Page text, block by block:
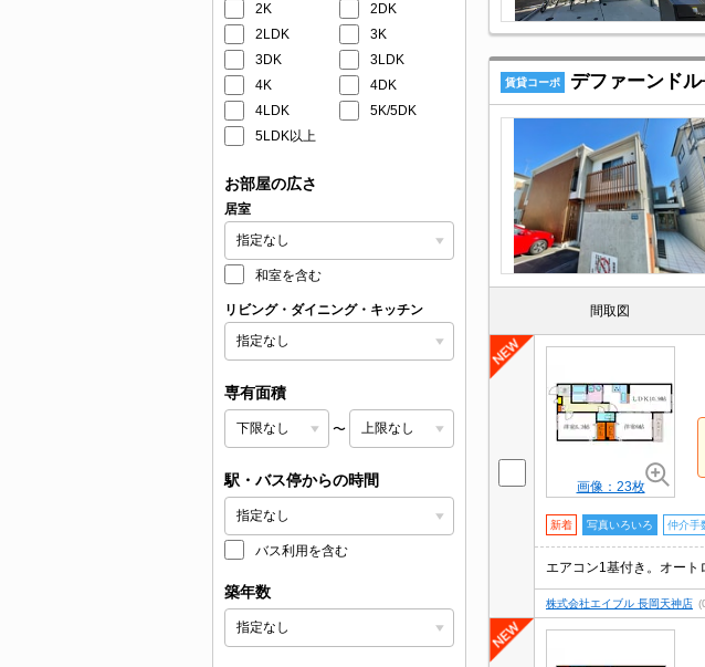
2K
2DK
2LDK
3K
3DK
3LDK
4K
4DK
4LDK
5K/5DK
5LDK以上
お部屋の広さ
居室
和室を含む
リビング・ダイニング・キッチン
専有面積
〜
駅・バス停からの時間
バス利用を含む
築年数
賃貸コーポ デファーンド
間取図
画像：23枚
新着 写真いろいろ 仲介手
株式会社エイブル 長岡天神店